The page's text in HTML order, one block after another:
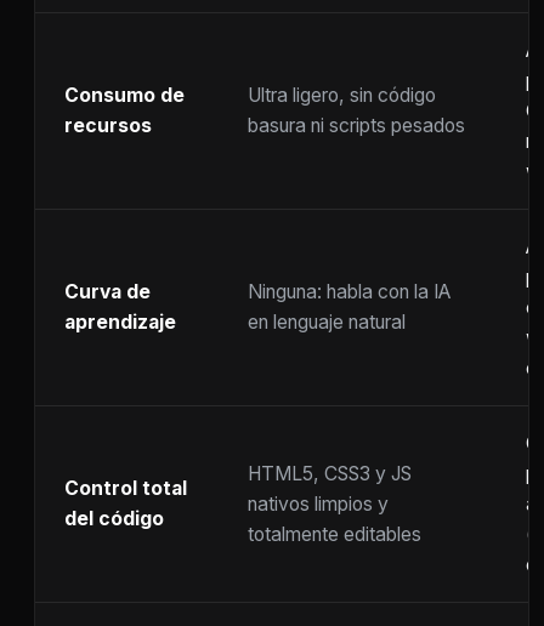
Consumo de
recursos
Ultra ligero, sin código
basura ni scripts pesados
Curva de
aprendizaje
Ninguna: habla con la IA
en lenguaje natural
Control total
del código
HTML5, CSS3 y JS
nativos limpios y
totalmente editables